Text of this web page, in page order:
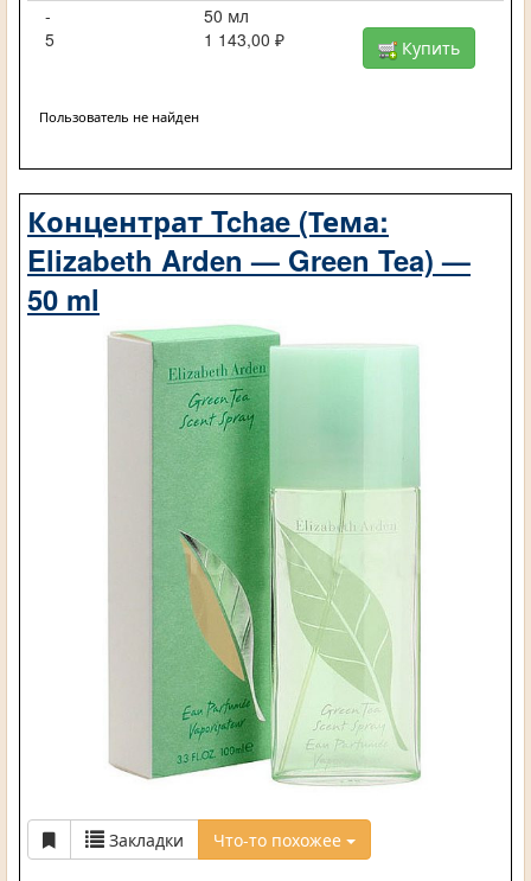
-
50 мл
5
1 143,00 ₽ Купить
Пользователь не найден
Концентрат Tchae (Тема:
Elizabeth Arden — Green Tea) —
50 ml
Закладки Что-то похожее